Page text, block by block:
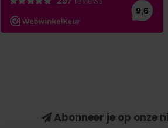
Abonneer je op onze